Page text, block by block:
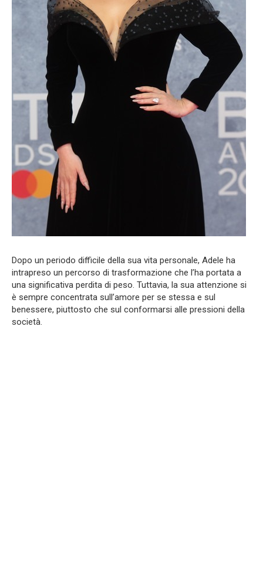
Dopo un periodo difficile della sua vita personale, Adele ha
intrapreso un percorso di trasformazione che l’ha portata a
una significativa perdita di peso. Tuttavia, la sua attenzione si
è sempre concentrata sull’amore per se stessa e sul
benessere, piuttosto che sul conformarsi alle pressioni della
società.